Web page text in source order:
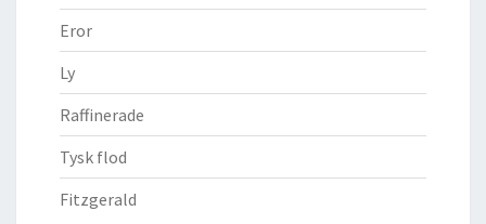
Eror
Ly
Raffinerade
Tysk flod
Fitzgerald